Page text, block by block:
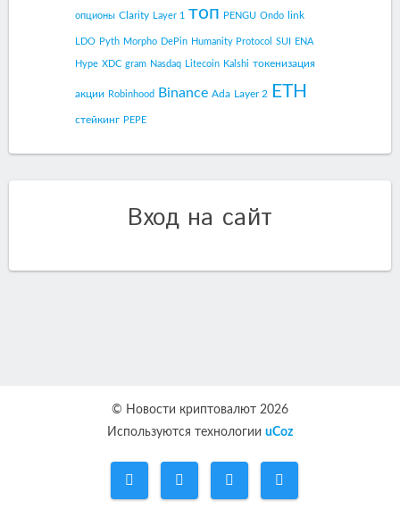
опционы Clarity Layer 1 топ PENGU Ondo link
LDO Pyth Morpho DePin Humanity Protocol SUI ENA
Hype XDC gram Nasdaq Litecoin Kalshi токенизация
акции Robinhood Binance Ada Layer 2 ETH
стейкинг PEPE
Вход на сайт
© Новости криптовалют 2026
Используются технологии uCoz